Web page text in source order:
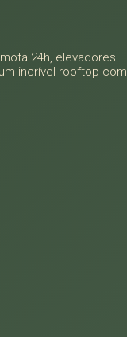
24h, elevadores
incrível rooftop com